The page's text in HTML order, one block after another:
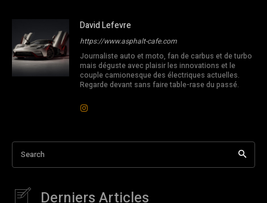
David Lefevre
https://www.asphalt-cafe.com
Journaliste auto et moto, fan de carbus et de turbo
mais déguste avec plaisir les innovations et le
couple camionesque des électriques actuelles.
Regarde devant sans faire table-rase du passé.
Search
Derniers Articles